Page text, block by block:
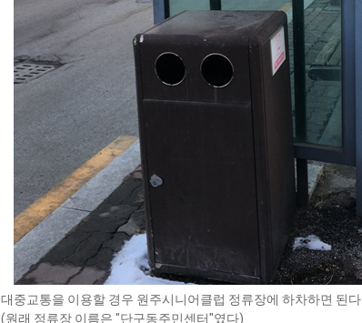
대중교통을 이용할 경우 원주시니어클럽 정류장에 하차하면 된다.
(원래 정류장 이름은 "단구동주민센터"였다)